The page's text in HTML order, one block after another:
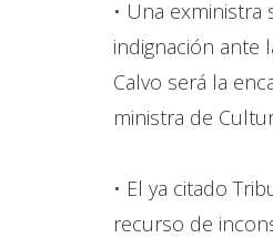
• Una
indignación ante
Calvo será la
ministra de
• El ya citado
recurso de